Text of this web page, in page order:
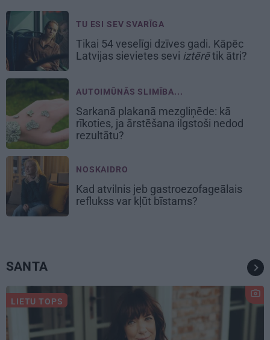
TU ESI SEV SVARĪGA
Tikai 54 veselīgi dzīves gadi. Kāpēc
Latvijas sievietes sevi iztērētik ātri?
AUTOIMŪNĀS SLIMĪBA...
Sarkanā plakanā mezgliņēde: kā
rīkoties, ja ārstēšana ilgstoši nedod
rezultātu?
NOSKAIDRO
Kad atvilnis jeb gastroezofageālais
reflukss var kļūt bīstams?
SANTA
LIETU TOPS